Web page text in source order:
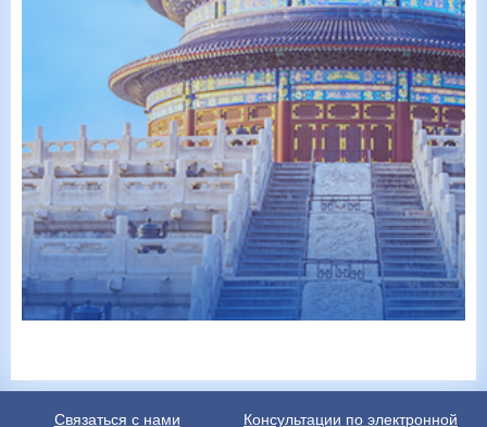
Связаться с нами Консультации по электронной